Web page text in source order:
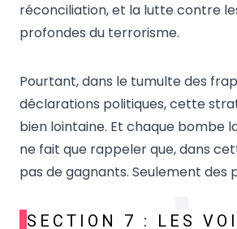
réconciliation, et la lutte contre
profondes du terrorisme.
Pourtant, dans le tumulte des
déclarations politiques, cette
bien lointaine. Et chaque bombe
ne fait que rappeler que, dans
pas de gagnants. Seulement des
SECTION 7 : LES